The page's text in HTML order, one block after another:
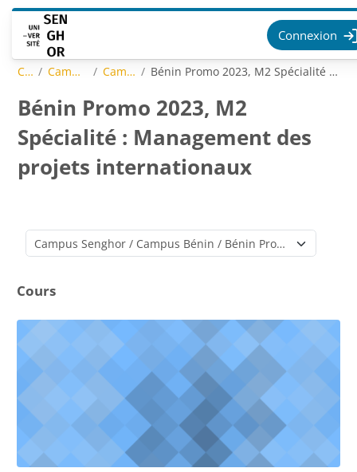
Passer au contenu principal
Connexion
Cours Campus Senghor Campus Bénin Bénin Promo 2023, M2 Spécialité : Management des projets internationaux
Bénin Promo 2023, M2
Spécialité : Management des
projets internationaux
Catégories de cours
Cours